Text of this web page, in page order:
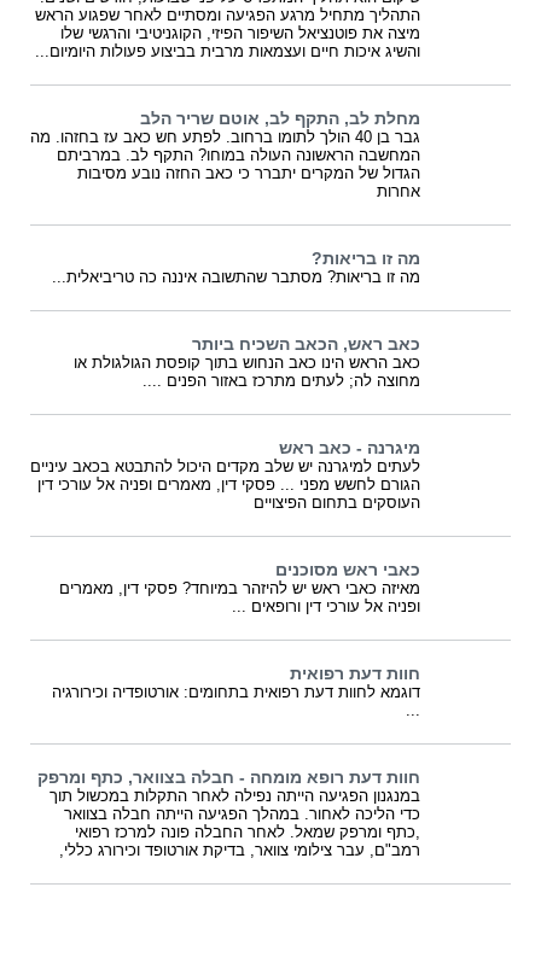
התהליך מתחיל מרגע הפגיעה ומסתיים לאחר שפגוע הראש
מיצה את פוטנציאל השיפור הפיזי, הקוגניטיבי והרגשי שלו
והשיג איכות חיים ועצמאות מרבית בביצוע פעולות היומיום...
מחלת לב, התקף לב, אוטם שריר הלב
גבר בן 40 הולך לתומו ברחוב. לפתע חש כאב עז בחזהו. מה
המחשבה הראשונה העולה במוחו? התקף לב. במרביתם
הגדול של המקרים יתברר כי כאב החזה נובע מסיבות
אחרות
מה זו בריאות?
מה זו בריאות? מסתבר שהתשובה איננה כה טריביאלית...
כאב ראש, הכאב השכיח ביותר
כאב הראש הינו כאב הנחוש בתוך קופסת הגולגולת או
מחוצה לה; לעתים מתרכז באזור הפנים ....
מיגרנה - כאב ראש
לעתים למיגרנה יש שלב מקדים היכול להתבטא בכאב עיניים
הגורם לחשש מפני ... פסקי דין, מאמרים ופניה אל עורכי דין
העוסקים בתחום הפיצויים
כאבי ראש מסוכנים
מאיזה כאבי ראש יש להיזהר במיוחד? פסקי דין, מאמרים
ופניה אל עורכי דין ורופאים ...
חוות דעת רפואית
דוגמא לחוות דעת רפואית בתחומים: אורטופדיה וכירורגיה
...
חוות דעת רופא מומחה - חבלה בצוואר, כתף ומרפק
במנגנון הפגיעה הייתה נפילה לאחר התקלות במכשול תוך
כדי הליכה לאחור. במהלך הפגיעה הייתה חבלה בצוואר
,כתף ומרפק שמאל. לאחר החבלה פונה למרכז רפואי
רמב"ם, עבר צילומי צוואר, בדיקת אורטופד וכירורג כללי,